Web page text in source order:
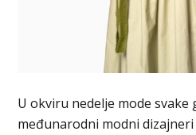
U okviru nedelje mode svake
međunarodni modni